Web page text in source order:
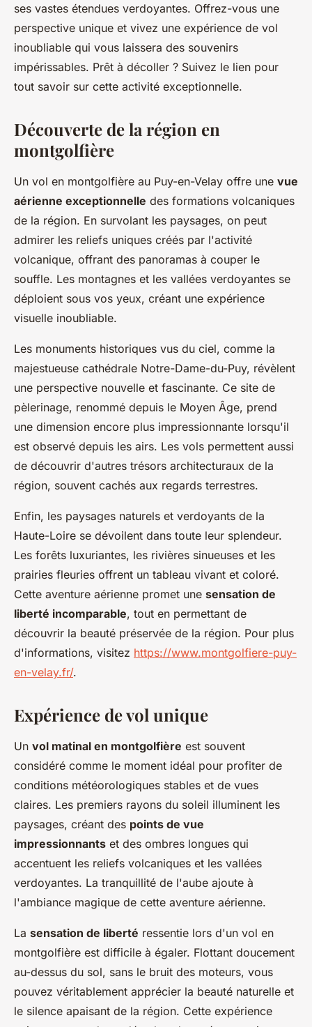
ses vastes étendues verdoyantes. Offrez-vous une
perspective unique et vivez une expérience de vol
inoubliable qui vous laissera des souvenirs
impérissables. Prêt à décoller ? Suivez le lien pour
tout savoir sur cette activité exceptionnelle.
Découverte de la région en
montgolfière
Un vol en montgolfière au Puy-en-Velay offre une vue
aérienne exceptionnelle des formations volcaniques
de la région. En survolant les paysages, on peut
admirer les reliefs uniques créés par l'activité
volcanique, offrant des panoramas à couper le
souffle. Les montagnes et les vallées verdoyantes se
déploient sous vos yeux, créant une expérience
visuelle inoubliable.
Les monuments historiques vus du ciel, comme la
majestueuse cathédrale Notre-Dame-du-Puy, révèlent
une perspective nouvelle et fascinante. Ce site de
pèlerinage, renommé depuis le Moyen Âge, prend
une dimension encore plus impressionnante lorsqu'il
est observé depuis les airs. Les vols permettent aussi
de découvrir d'autres trésors architecturaux de la
région, souvent cachés aux regards terrestres.
Enfin, les paysages naturels et verdoyants de la
Haute-Loire se dévoilent dans toute leur splendeur.
Les forêts luxuriantes, les rivières sinueuses et les
prairies fleuries offrent un tableau vivant et coloré.
Cette aventure aérienne promet une sensation de
liberté incomparable, tout en permettant de
découvrir la beauté préservée de la région. Pour plus
d'informations, visitez https://www.montgolfiere-puy-
en-velay.fr/.
Expérience de vol unique
Un vol matinal en montgolfière est souvent
considéré comme le moment idéal pour profiter de
conditions météorologiques stables et de vues
claires. Les premiers rayons du soleil illuminent les
paysages, créant des points de vue
impressionnants et des ombres longues qui
accentuent les reliefs volcaniques et les vallées
verdoyantes. La tranquillité de l'aube ajoute à
l'ambiance magique de cette aventure aérienne.
La sensation de liberté ressentie lors d'un vol en
montgolfière est difficile à égaler. Flottant doucement
au-dessus du sol, sans le bruit des moteurs, vous
pouvez véritablement apprécier la beauté naturelle et
le silence apaisant de la région. Cette expérience